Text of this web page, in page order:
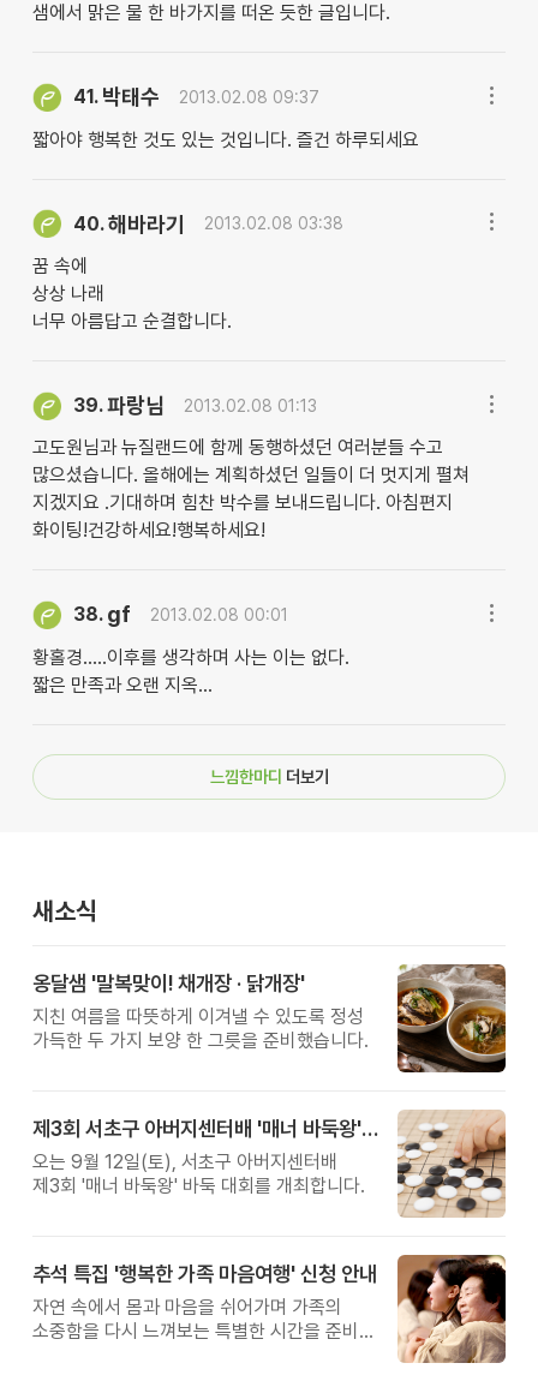
샘에서 맑은 물 한 바가지를 떠온 듯한 글입니다.
41. 박태수 2013.02.08 09:37
짧아야 행복한 것도 있는 것입니다. 즐건 하루되세요
40.해바라기 2013.02.08 03:38
꿈 속에
상상 나래
너무 아름답고 순결합니다.
39.파랑님 2013.02.08 01:13
고도원님과 뉴질랜드에 함께 동행하셨던 여러분들 수고
많으셨습니다. 올해에는 계획하셨던 일들이 더 멋지게 펼쳐
지겠지요 .기대하며 힘찬 박수를 보내드립니다. 아침편지
화이팅!건강하세요!행복하세요!
38. gf 2013.02.08 00:01
황홀경.....이후를 생각하며 사는 이는 없다.
짧은 만족과 오랜 지옥...
느낌한마디 더보기
새소식
옹달샘 '말복맞이! 채개장 · 닭개장'
지친 여름을 따뜻하게 이겨낼 수 있도록 정성
가득한 두 가지 보양 한 그릇을 준비했습니다.
제3회 서초구 아버지센터배 '매너 바둑왕' 대회
오는 9월 12일(토), 서초구 아버지센터배
제3회 '매너 바둑왕' 바둑 대회를 개최합니다.
추석 특집 '행복한 가족 마음여행' 신청 안내
자연 속에서 몸과 마음을 쉬어가며 가족의
소중함을 다시 느껴보는 특별한 시간을 준비해